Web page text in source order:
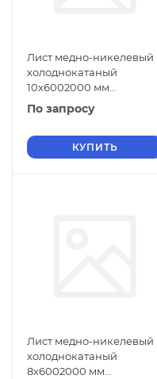
Лист медно-никелевый
холоднокатаный
10х6002000 мм
МНЖМц30-1-1 ГОСТ 5063-
По запросу
КУПИТЬ
Лист медно-никелевый
холоднокатаный
8х6002000 мм